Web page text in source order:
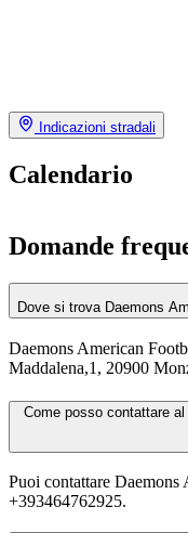
Indicazioni stradali
Calendario
Domande
Dove si trova Daemons
Daemons American
Maddalena,1, 20900
Come posso contattare
Puoi contattare
+393464762925.